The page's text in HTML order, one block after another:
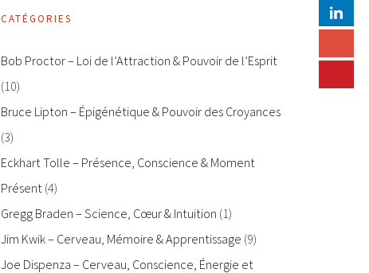
CATÉGORIES
Bob Proctor – Loi de l’Attraction & Pouvoir de l’Esprit
(10)
Bruce Lipton – Épigénétique & Pouvoir des Croyances
(3)
Eckhart Tolle – Présence, Conscience & Moment
Présent (4)
Gregg Braden – Science, Cœur & Intuition (1)
Jim Kwik – Cerveau, Mémoire & Apprentissage (9)
Joe Dispenza – Cerveau, Conscience, Énergie et